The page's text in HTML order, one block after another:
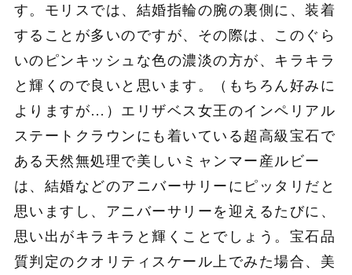
す。モリスでは、結婚指輪の腕の裏側に、装着
することが多いのですが、その際は、このぐら
いのピンキッシュな色の濃淡の方が、キラキラ
と輝くので良いと思います。（もちろん好みに
よりますが…）エリザベス女王のインペリアル
ステートクラウンにも着いている超高級宝石で
ある天然無処理で美しいミャンマー産ルビー
は、結婚などのアニバーサリーにピッタリだと
思いますし、アニバーサリーを迎えるたびに、
思い出がキラキラと輝くことでしょう。宝石品
質判定のクオリティスケール上でみた場合、美